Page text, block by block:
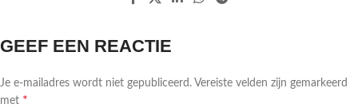
GEEF EEN REACTIE
Je e-mailadres wordt niet gepubliceerd. Vereiste velden zijn gemarkeerd
met *